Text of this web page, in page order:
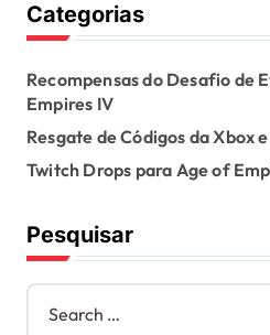
Categorias
Recompensas do Desafio de
Empires IV
Resgate de Códigos da Xbox
Twitch Drops para Age of
Pesquisar
S